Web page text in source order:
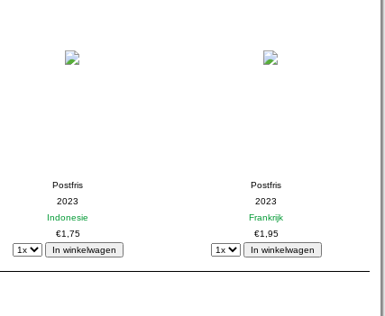
Postfris
2023
Indonesie
€1,75
Postfris
2023
Frankrijk
€1,95